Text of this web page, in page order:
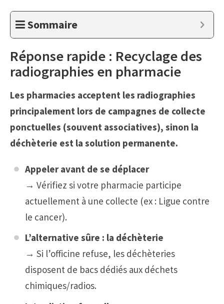
Sommaire
Réponse rapide : Recyclage des
radiographies en pharmacie
Les pharmacies acceptent les radiographies
principalement lors de campagnes de collecte
ponctuelles (souvent associatives), sinon la
déchèterie est la solution permanente.
Appeler avant de se déplacer
→ Vérifiez si votre pharmacie participe
actuellement à une collecte (ex : Ligue contre
le cancer).
L’alternative sûre : la déchèterie
→ Si l’officine refuse, les déchèteries
disposent de bacs dédiés aux déchets
chimiques/radios.